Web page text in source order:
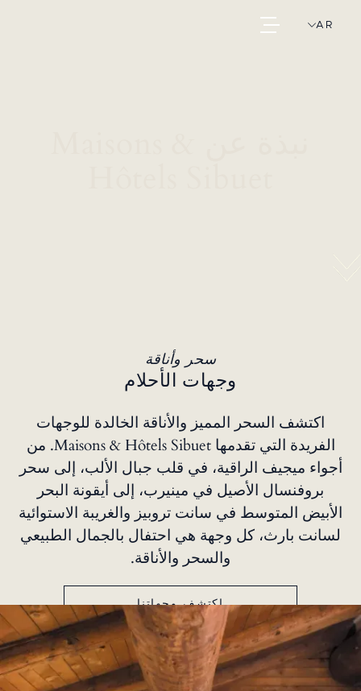
AR
سحر وأناقة
وجهات الأحلام
اكتشف السحر المميز والأناقة الخالدة للوجهات
الفريدة التي تقدمها Maisons & Hôtels Sibuet. من
أجواء ميجيف الراقية، في قلب جبال الألب، إلى سحر
بروفنسال الأصيل في مينيرب، إلى أيقونة البحر
الأبيض المتوسط في سانت تروبيز والغريبة الاستوائية
لسانت بارث، كل وجهة هي احتفال بالجمال الطبيعي
والسحر والأناقة.
اكتشف وجهاتنا